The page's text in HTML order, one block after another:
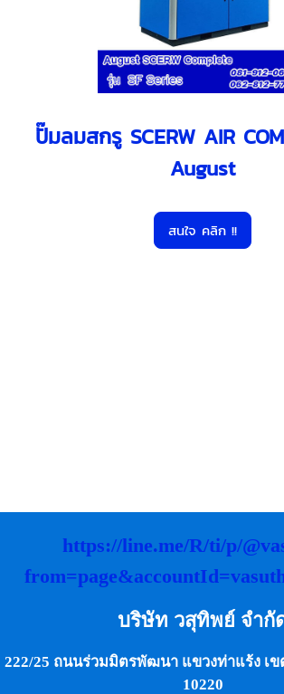
ปั๊มลมสกรู SCERW AIR
August
สนใจ คลิก !!
https://line.me/R/ti/p/
บริษัท วสุทิพย์ จำกั
222/25 ถนนร่วมมิตรพัฒนา แขวงท่าแร้ง เข
10220